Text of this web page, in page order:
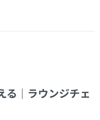
る｜ラウンジチェ